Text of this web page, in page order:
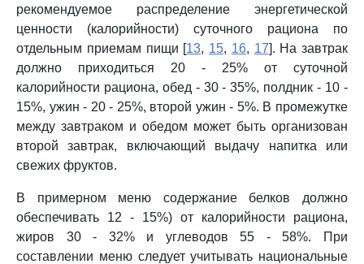
рекомендуемое распределение энергетической
ценности (калорийности) суточного рациона по
отдельным приемам пищи [13, 15, 16, 17]. На завтрак
должно приходиться 20 - 25% от суточной
калорийности рациона, обед - 30 - 35%, полдник - 10 -
15%, ужин - 20 - 25%, второй ужин - 5%. В промежутке
между завтраком и обедом может быть организован
второй завтрак, включающий выдачу напитка или
свежих фруктов.
В примерном меню содержание белков должно
обеспечивать 12 - 15%) от калорийности рациона,
жиров 30 - 32% и углеводов 55 - 58%. При
составлении меню следует учитывать национальные